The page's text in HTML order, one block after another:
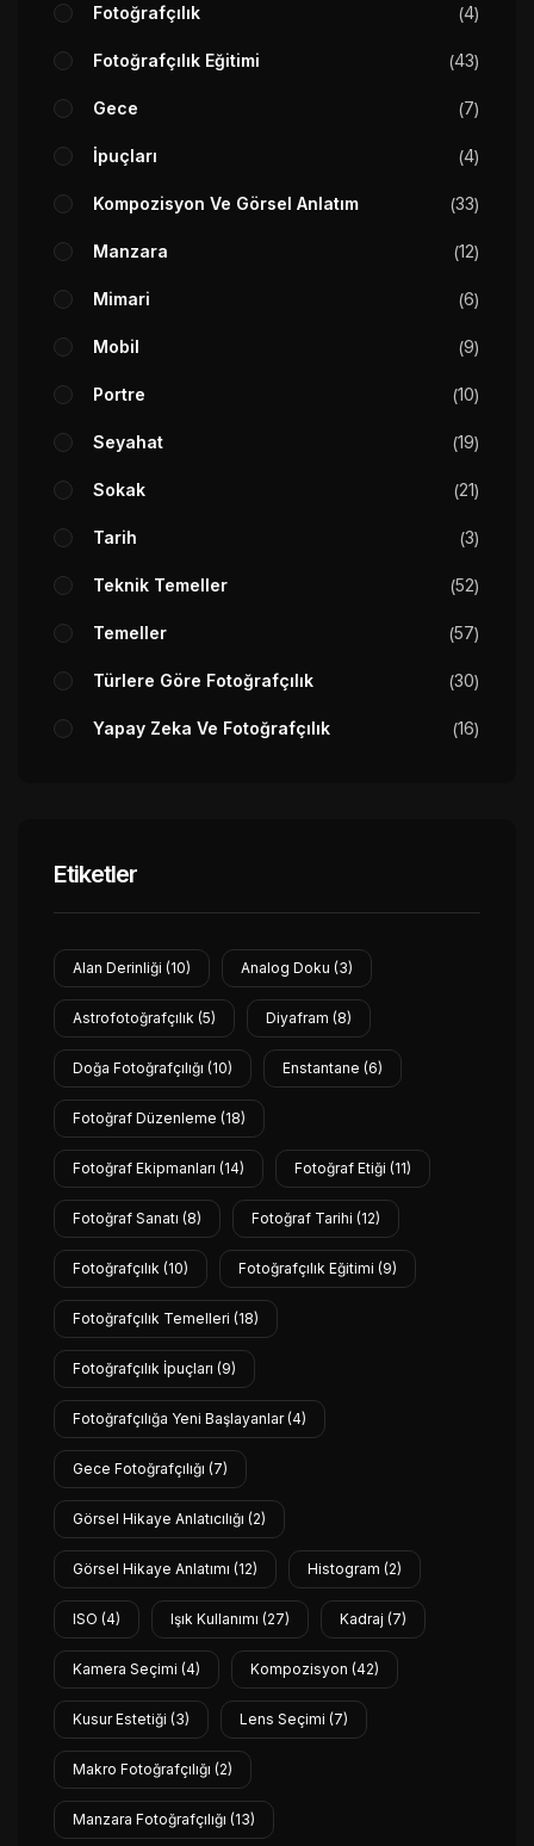
Fotoğrafçılık 4
Fotoğrafçılık Eğitimi 43
Gece 7
İpuçları 4
Kompozisyon Ve Görsel Anlatım 33
Manzara 12
Mimari 6
Mobil 9
Portre 10
Seyahat 19
Sokak 21
Tarih 3
Teknik Temeller 52
Temeller 57
Türlere Göre Fotoğrafçılık 30
Yapay Zeka Ve Fotoğrafçılık 16
Etiketler
Alan Derinliği (10) Analog Doku (3)
Astrofotoğrafçılık (5) Diyafram (8)
Doğa Fotoğrafçılığı (10) Enstantane (6)
Fotoğraf Düzenleme (18)
Fotoğraf Ekipmanları (14) Fotoğraf Etiği (11)
Fotoğraf Sanatı (8) Fotoğraf Tarihi (12)
Fotoğrafçılık (10) Fotoğrafçılık Eğitimi (9)
Fotoğrafçılık Temelleri (18)
Fotoğrafçılık İpuçları (9)
Fotoğrafçılığa Yeni Başlayanlar(4)
Gece Fotoğrafçılığı (7)
Görsel Hikaye Anlatıcılığı (2)
Görsel Hikaye Anlatımı (12) Histogram (2)
ISO (4) Işık Kullanımı (27) Kadraj (7)
Kamera Seçimi (4) Kompozisyon (42)
Kusur Estetiği (3) Lens Seçimi (7)
Makro Fotoğrafçılığı (2)
Manzara Fotoğrafçılığı (13)